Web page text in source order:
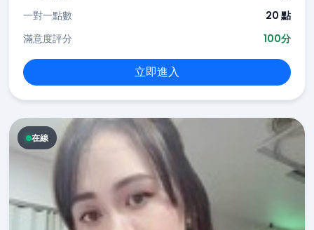
一對一點數
20 點
滿意度評分
100分
立即進入
在線